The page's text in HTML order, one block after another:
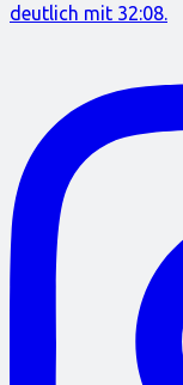
deutlich mit 32:08.